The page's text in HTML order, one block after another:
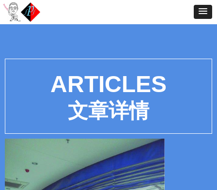
ARTICLES
文章详情